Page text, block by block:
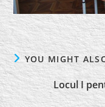
YOU MIGHT
Locul I